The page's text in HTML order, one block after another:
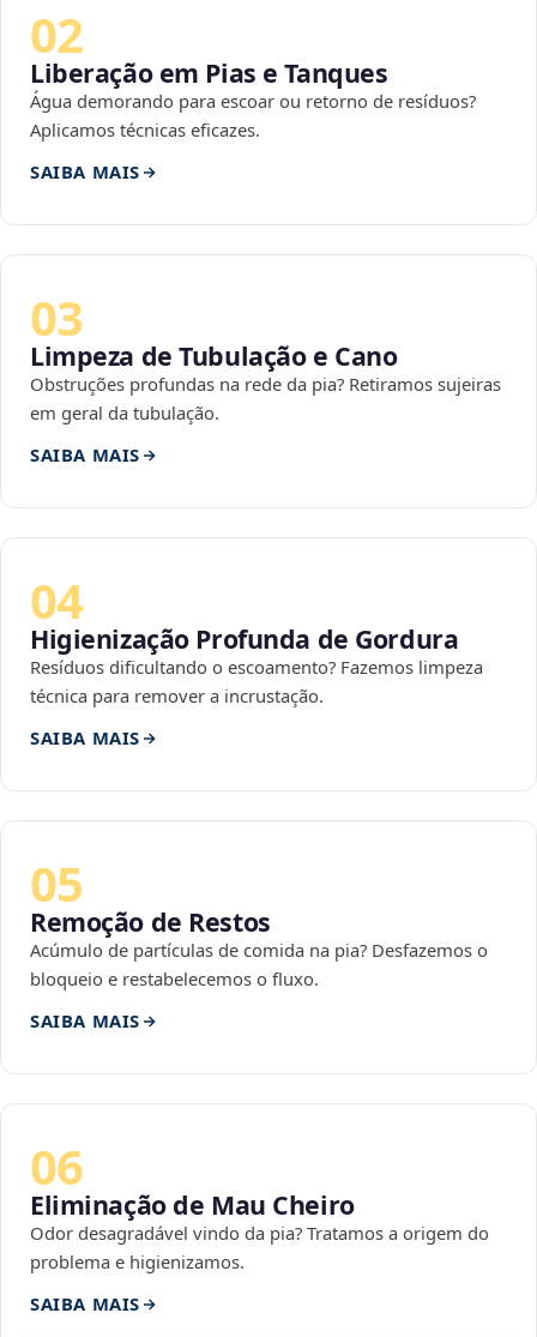
02
Liberação em Pias e Tanques
Água demorando para escoar ou retorno de resíduos?
Aplicamos técnicas eficazes.
SAIBA MAIS
03
Limpeza de Tubulação e Cano
Obstruções profundas na rede da pia? Retiramos sujeiras
em geral da tubulação.
SAIBA MAIS
04
Higienização Profunda de Gordura
Resíduos dificultando o escoamento? Fazemos limpeza
técnica para remover a incrustação.
SAIBA MAIS
05
Remoção de Restos
Acúmulo de partículas de comida na pia? Desfazemos o
bloqueio e restabelecemos o fluxo.
SAIBA MAIS
06
Eliminação de Mau Cheiro
Odor desagradável vindo da pia? Tratamos a origem do
problema e higienizamos.
SAIBA MAIS